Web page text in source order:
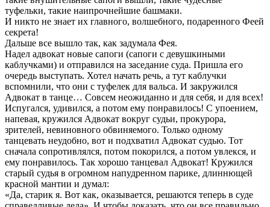
туфельки, такие наипрочнейшие башмаки.
И никто не знает их главного, волшебного, подаренного Феей
секрета!
Дальше все вышло так, как задумала Фея.
Надел адвокат новые сапоги (сапоги с девушкиными
каблучками) и отправился на заседание суда. Пришла его
очередь выступать. Хотел начать речь, а тут каблучки
вспомнили, что они с туфелек для вальса. И закружился
Адвокат в танце… Совсем неожиданно и для себя, и для всех!
Испугался, удивился, а потом ему понравилось! С упоением,
напевая, кружился Адвокат вокруг судьи, прокурора,
зрителей, невиновного обвиняемого. Только одному
танцевать неудобно, вот и подхватил Адвокат судью. Тот
сначала сопротивлялся, потом покорился, а потом увлекся, и
ему понравилось. Так хорошо танцевал Адвокат! Кружился
старый судья в огромном напудренном парике, длиннющей
красной мантии и думал:
«Да, старик я. Вот как, оказывается, решаются теперь в суде